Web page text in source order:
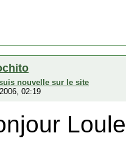
nouvelle sur le site
02:19